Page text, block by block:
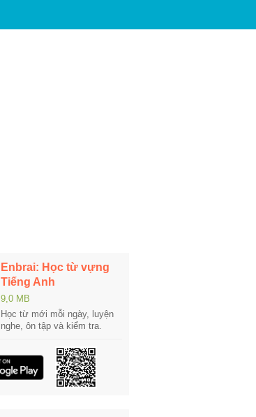
Enbrai: Học từ vựng
Tiếng Anh
9,0 MB
Học từ mới mỗi ngày, luyện
nghe, ôn tập và kiểm tra.